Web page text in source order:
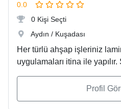
0.0
0 Kişi Seçti
Aydın / Kuşadası
Her türlü ahşap işleriniz
uygulamaları itina ile yapılır.
Profil